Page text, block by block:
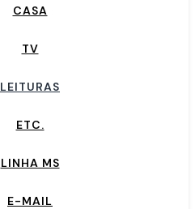
CASA
TV
LEITURAS
ETC.
LINHA MS
E-MAIL